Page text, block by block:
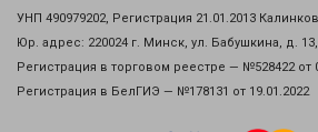
УНП 490979202, Регистрация 21.01.2013
Юр. адрес: 220024 г. Минск, ул. Бабушкина, д.
Регистрация в торговом реестре — №528422 от
Регистрация в БелГИЭ — №178131 от 19.01.2022